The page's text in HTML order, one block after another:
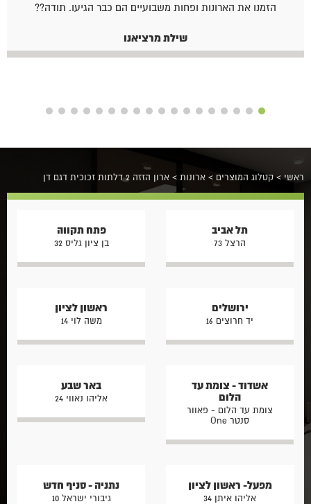
הזמנו את הארונות ופחות משבועיים הם כבר הגיעו. תודה??
שילת מרציאנו
ראשי>קטלוג המוצרים > ארונות > ארון הזזה 2 דלתות זכוכית דגם דן
תל אביב
הרצל 73
פתח תקווה
בן ציון גליס 32
ירושלים
יד חרוצים 16
ראשון לציון
משה לוי 14
אשדוד - צומת עד
הלום
צומת עד הלום - פאוור
סנטר One
באר שבע
אליהו נאווי 24
מפעל- ראשון לציון
אליהו איתן 34
נתניה - סניף חדש
גיבורי ישראל 10